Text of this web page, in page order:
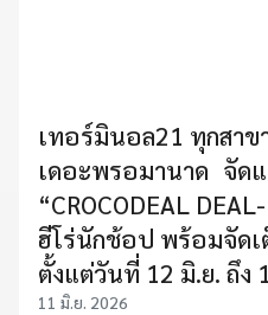
เทอร์มินอล21 ทุกสา
เดอะพรอมานาด จัด
“CROCODEAL
ฮีโร่นักช้อป พร้อมจัดเ
ตั้งแต่วันที่ 12 มิ.ย. ถึง
11 มิ.ย. 2026